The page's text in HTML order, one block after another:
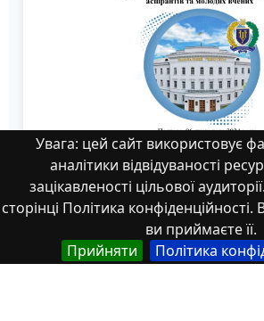
Увага: цей сайт використовує
аналітики відвідуваності
зацікавленості цільової
сторінці Політика конфіденційності.
ви приймаєте її.
Прийняти
Політика
Левков